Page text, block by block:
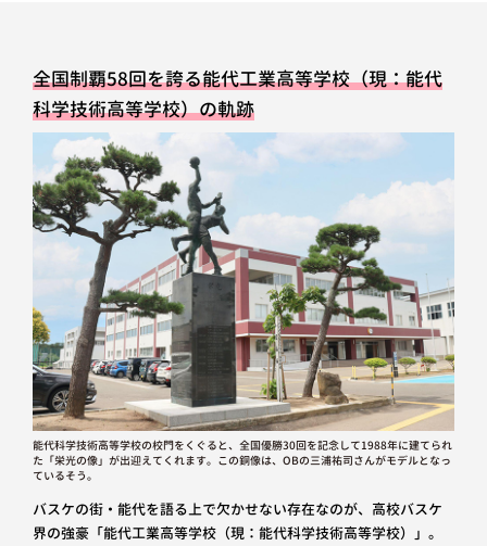
全国制覇58回を誇る能代工業高等学校（現：能代
科学技術高等学校）の軌跡
能代科学技術高等学校の校門をくぐると、全国優勝30回を記念して1988年に建てられ
た「栄光の像」が出迎えてくれます。この銅像は、OBの三浦祐司さんがモデルとなっ
ているそう。
バスケの街・能代を語る上で欠かせない存在なのが、高校バスケ
界の強豪「能代工業高等学校（現：能代科学技術高等学校）」。